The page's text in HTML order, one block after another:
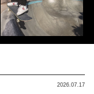
2026.07.17